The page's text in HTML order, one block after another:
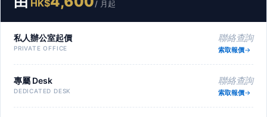
HK$ / 月起
私人辦公室起價
PRIVATE OFFICE
聯絡查詢
索取報價
專屬 Desk
DEDICATED DESK
聯絡查詢
索取報價